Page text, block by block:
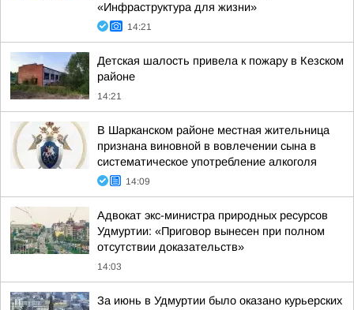
«Инфраструктура для жизни»
14:21
Детская шалость привела к пожару в Кезском
районе
14:21
В Шарканском районе местная жительница
признана виновной в вовлечении сына в
систематическое употребление алкоголя
14:09
Адвокат экс-министра природных ресурсов
Удмуртии: «Приговор вынесен при полном
отсутствии доказательств»
14:03
За июнь в Удмуртии было оказано курьерских